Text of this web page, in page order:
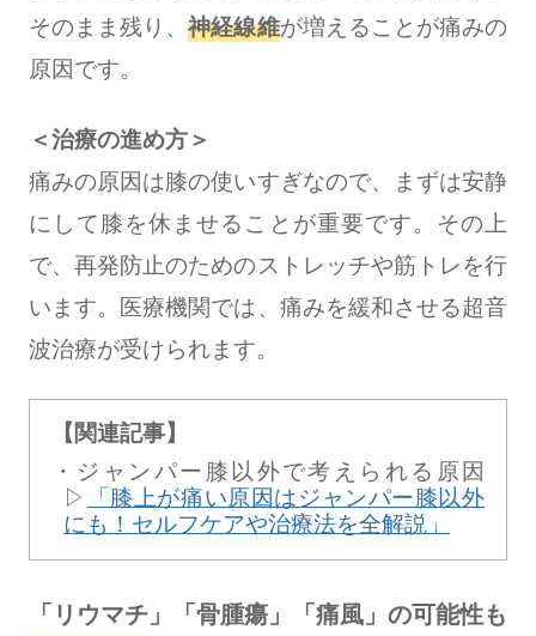
そのまま残り、神経線維が増えることが痛みの
原因です。
＜治療の進め方＞
痛みの原因は膝の使いすぎなので、まずは安静
にして膝を休ませることが重要です。その上
で、再発防止のためのストレッチや筋トレを行
います。医療機関では、痛みを緩和させる超音
波治療が受けられます。
【関連記事】
ジャンパー膝以外で考えられる原因
▷
「膝上が痛い原因はジャンパー膝以外
にも！セルフケアや治療法を全解説」
「リウマチ」「骨腫瘍」「痛風」の可能性も